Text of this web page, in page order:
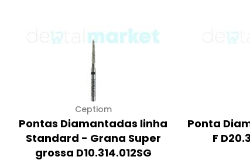
Ceptiom
Pontas Diamantadas linha
Standard - Grana Super
grossa D10.314.012SG
Ponta
F